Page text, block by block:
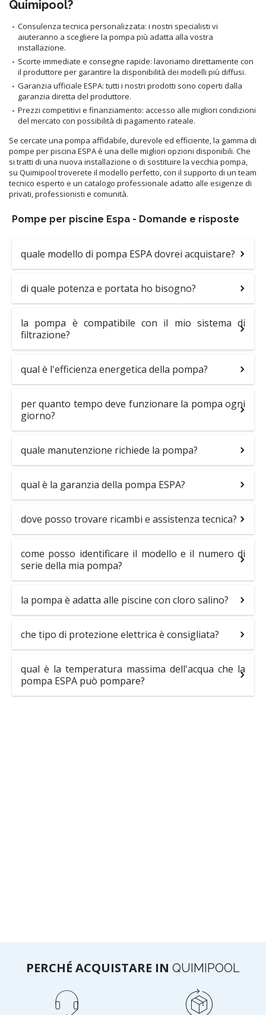
Quimipool?
Consulenza tecnica personalizzata: i nostri specialisti vi
aiuteranno a scegliere la pompa più adatta alla vostra
installazione.
Scorte immediate e consegne rapide: lavoriamo direttamente con
il produttore per garantire la disponibilità dei modelli più diffusi.
Garanzia ufficiale ESPA: tutti i nostri prodotti sono coperti dalla
garanzia diretta del produttore.
Prezzi competitivi e finanziamento: accesso alle migliori condizioni
del mercato con possibilità di pagamento rateale.
Se cercate una pompa affidabile, durevole ed efficiente, la gamma di
pompe per piscina ESPA è una delle migliori opzioni disponibili. Che
si tratti di una nuova installazione o di sostituire la vecchia pompa,
su Quimipool troverete il modello perfetto, con il supporto di un team
tecnico esperto e un catalogo professionale adatto alle esigenze di
privati, professionisti e comunità.
Pompe per piscine Espa - Domande e risposte
quale modello di pompa ESPA dovrei acquistare?
di quale potenza e portata ho bisogno?
la pompa è compatibile con il mio sistema di
filtrazione?
qual è l'efficienza energetica della pompa?
per quanto tempo deve funzionare la pompa ogni
giorno?
quale manutenzione richiede la pompa?
qual è la garanzia della pompa ESPA?
dove posso trovare ricambi e assistenza tecnica?
come posso identificare il modello e il numero di
serie della mia pompa?
la pompa è adatta alle piscine con cloro salino?
che tipo di protezione elettrica è consigliata?
qual è la temperatura massima dell'acqua che la
pompa ESPA può pompare?
PERCHÉ ACQUISTARE IN QUIMIPOOL